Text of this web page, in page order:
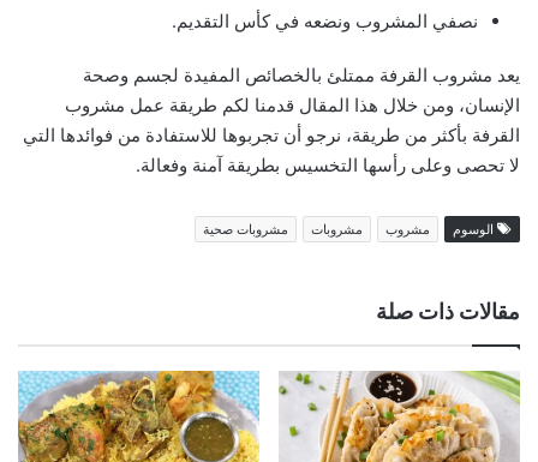
نصفي المشروب ونضعه في كأس التقديم.
يعد مشروب القرفة ممتلئ بالخصائص المفيدة لجسم وصحة
الإنسان، ومن خلال هذا المقال قدمنا لكم طريقة عمل مشروب
القرفة بأكثر من طريقة، نرجو أن تجربوها للاستفادة من فوائدها التي
لا تحصى وعلى رأسها التخسيس بطريقة آمنة وفعالة.
الوسوم مشروب مشروبات مشروبات صحية
مقالات ذات صلة